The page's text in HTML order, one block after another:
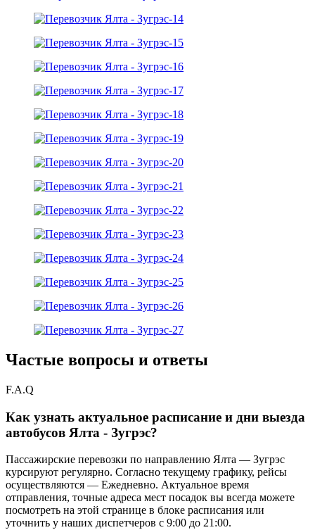
Частые вопросы и ответы
F.A.Q
Как узнать актуальное расписание и дни выезда
автобусов Ялта - Зугрэс?
Пассажирские перевозки по направлению Ялта — Зугрэс
курсируют регулярно. Согласно текущему графику, рейсы
осуществляются — Ежедневно. Актуальное время
отправления, точные адреса мест посадок вы всегда можете
посмотреть на этой странице в блоке расписания или
уточнить у наших диспетчеров с 9:00 до 21:00.